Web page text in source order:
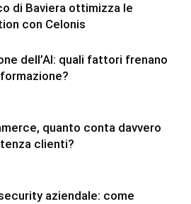
di Baviera ottimizza le
con Celonis
dell’AI: quali fattori frenano
quanto conta davvero
clienti?
aziendale: come